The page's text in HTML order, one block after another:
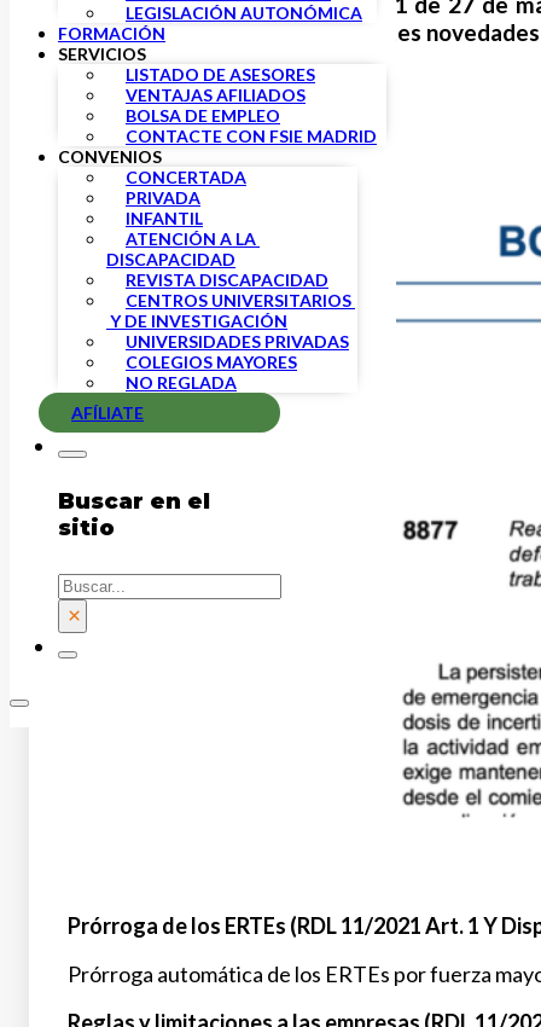
LEGISLACIÓN AUTONÓMICA
FORMACIÓN
SERVICIOS
LISTADO DE ASESORES
VENTAJAS AFILIADOS
BOLSA DE EMPLEO
CONTACTE CON FSIE MADRID
CONVENIOS
CONCERTADA
PRIVADA
INFANTIL
ATENCIÓN A LA
DISCAPACIDAD
REVISTA DISCAPACIDAD
CENTROS UNIVERSITARIOS
Y DE INVESTIGACIÓN
UNIVERSIDADES PRIVADAS
COLEGIOS MAYORES
NO REGLADA
AFÍLIATE
Buscar en el
sitio
Buscar
×
sociales, que incluye las siguientes
Prórroga de los ERTEs (RDL 11/2021 Art. 1 Y
Prórroga automática de los ERTEs por fuerza